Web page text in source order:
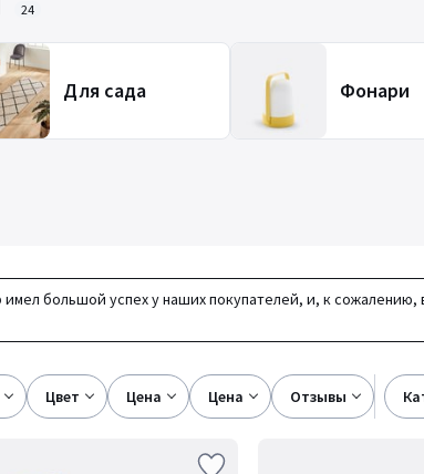
24
Для сада Фонари
большой успех у наших покупателей, и, к
цвет цена цена отзывы